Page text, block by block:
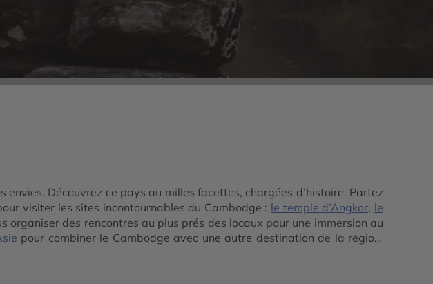
Découvrez ce pays au milles facettes, chargées d’histoire. Partez
visiter les sites incontournables du Cambodge : le temple d’Angkor, le
organiser des rencontres au plus prés des locaux pour une immersion au
pour combiner le Cambodge avec une autre destination de la région,